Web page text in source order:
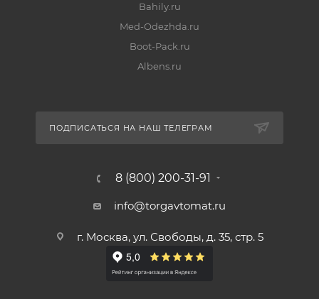
Bahily.ru
Med-Odezhda.ru
Boot-Pack.ru
Albens.ru
ПОДПИСАТЬСЯ НА НАШ ТЕЛЕГРАМ
8 (800) 200-31-91
info@torgavtomat.ru
г. Москва, ул. Свободы, д. 35, стр. 5